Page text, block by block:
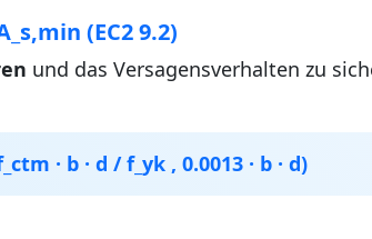
(EC2 9.2)
und das Versagensverhalten zu
· b · d / f_yk , 0.0013 · b · d)